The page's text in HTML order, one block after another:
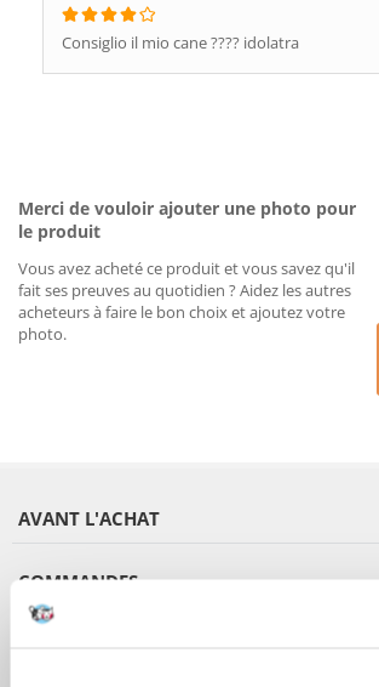
Consiglio il mio cane ???? idolatra
Merci de vouloir ajouter une photo pour
le produit
Vous avez acheté ce produit et vous savez qu'il
fait ses preuves au quotidien ? Aidez les autres
acheteurs à faire le bon choix et ajoutez votre
photo.
AVANT L'ACHAT
COMMANDES